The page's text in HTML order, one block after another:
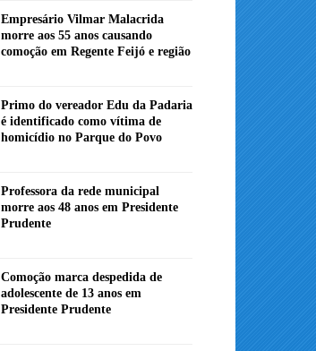
Empresário Vilmar Malacrida
morre aos 55 anos causando
comoção em Regente Feijó e região
Primo do vereador Edu da Padaria
é identificado como vítima de
homicídio no Parque do Povo
Professora da rede municipal
morre aos 48 anos em Presidente
Prudente
Comoção marca despedida de
adolescente de 13 anos em
Presidente Prudente